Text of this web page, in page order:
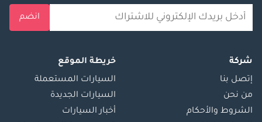
انضم
شركة
إتصل بنا
من نحن
الشروط والأحكام
خريطة الموقع
السيارات المستعملة
السيارات الجديدة
أخبار السيارات